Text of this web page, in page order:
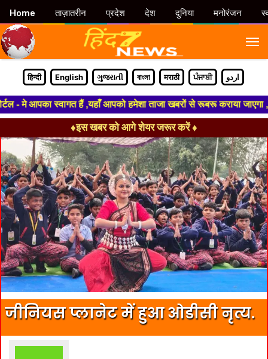
हिन्दी English ગુજરાતી বাংলা मराठी ਪੰਜਾਬੀ اردو
आपका स्वागत हैं ,यहाँ आपको हमेशा ताजा खबरों से रूबरू कराया जाएगा ,
♦इस खबर को आगे शेयर जरूर करें ♦
जीनियस प्लानेट में हुआ ओडीसी नृत्य.
Home ताज़ातरीन प्रदेश देश दुनिया मनोरंजन